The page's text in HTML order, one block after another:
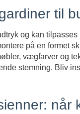
til
og kan
på en formet
vægfarver og
stemning. Bliv